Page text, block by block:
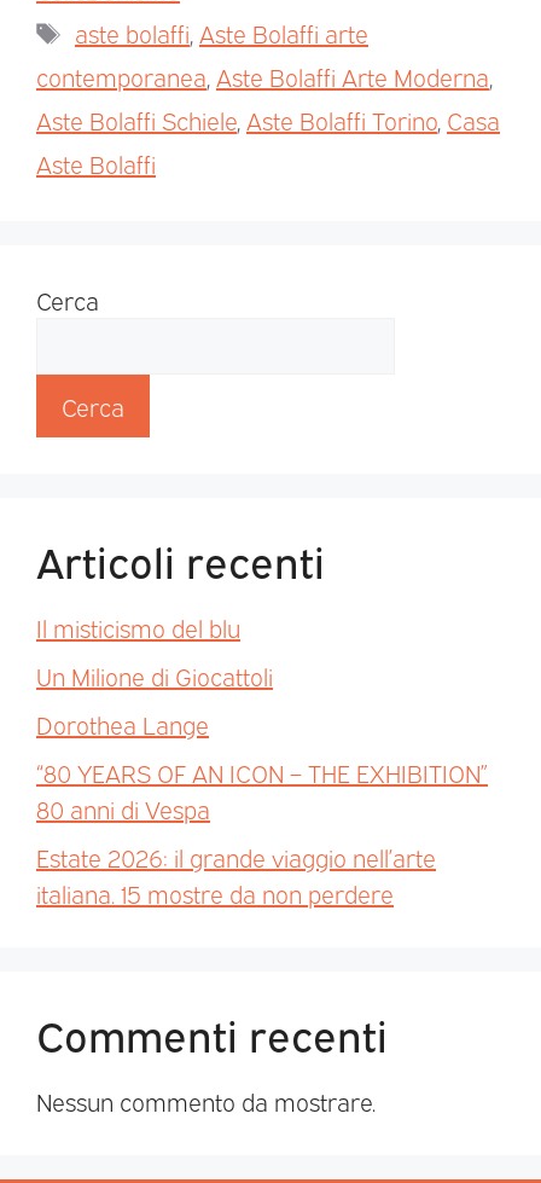
aste bolaffi Aste Bolaffi arte
contemporanea Aste Bolaffi Arte Moderna
Aste Bolaffi Schiele Aste Bolaffi Torino Casa
Aste Bolaffi
Cerca
Cerca
Articoli recenti
Il misticismo del blu
Un Milione di Giocattoli
Dorothea Lange
“80 YEARS OF AN ICON – THE EXHIBITION”
80 anni di Vespa
Estate 2026: il grande viaggio nell’arte
italiana. 15 mostre da non perdere
Commenti recenti
Nessun commento da mostrare.